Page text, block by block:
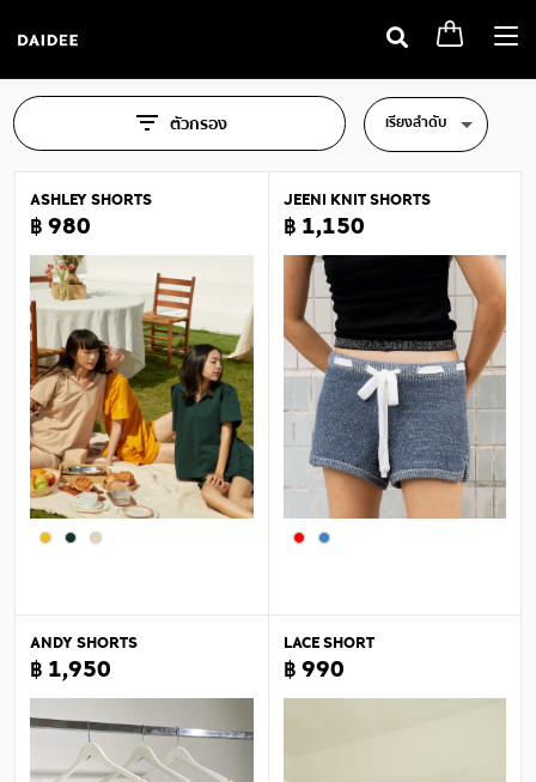
ตัวกรอง เรียงลำดับ
ASHLEY SHORTS
฿ 980
JEENI KNIT SHORTS
฿ 1,150
ANDY SHORTS
฿ 1,950
LACE SHORT
฿ 990